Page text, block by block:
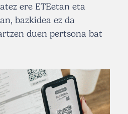
ere ETEetan eta
bazkidea ez da
duen pertsona bat